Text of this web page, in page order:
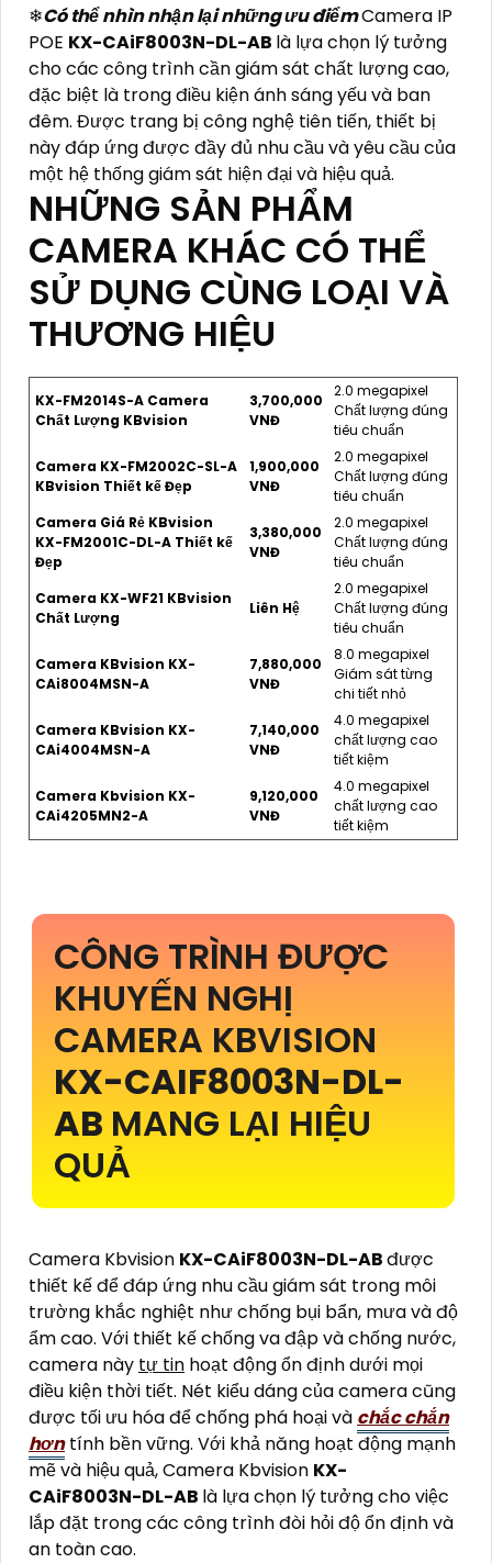
❄Có thể nhìn nhận lại những ưu điểmCamera IP
POE KX-CAiF8003N-DL-AB là lựa chọn lý tưởng
cho các công trình cần giám sát chất lượng cao,
đặc biệt là trong điều kiện ánh sáng yếu và ban
đêm. Được trang bị công nghệ tiên tiến, thiết bị
này đáp ứng được đầy đủ nhu cầu và yêu cầu của
một hệ thống giám sát hiện đại và hiệu quả.
NHỮNG SẢN PHẨM
CAMERA KHÁC CÓ THỂ
SỬ DỤNG CÙNG LOẠI VÀ
THƯƠNG HIỆU
KX-FM2014S-A Camera
Chất Lượng KBvision
3,700,000
VNĐ
2.0 megapixel
Chất lượng đúng
tiêu chuẩn
Camera KX-FM2002C-SL-A
KBvision Thiết kế Đẹp
1,900,000
VNĐ
2.0 megapixel
Chất lượng đúng
tiêu chuẩn
Camera Giá Rẻ KBvision
KX-FM2001C-DL-A Thiết kế
Đẹp
3,380,000
VNĐ
2.0 megapixel
Chất lượng đúng
tiêu chuẩn
Camera KX-WF21 KBvision
Chất Lượng
Liên Hệ
2.0 megapixel
Chất lượng đúng
tiêu chuẩn
Camera KBvision KX-
CAi8004MSN-A
7,880,000
VNĐ
8.0 megapixel
Giám sát từng
chi tiết nhỏ
Camera KBvision KX-
CAi4004MSN-A
7,140,000
VNĐ
4.0 megapixel
chất lượng cao
tiết kiệm
Camera Kbvision KX-
CAi4205MN2-A
9,120,000
VNĐ
4.0 megapixel
chất lượng cao
tiết kiệm
CÔNG TRÌNH ĐƯỢC
KHUYẾN NGHỊ
CAMERA KBVISION
KX-CAIF8003N-DL-
AB MANG LẠI HIỆU
QUẢ
Camera Kbvision KX-CAiF8003N-DL-ABđược
thiết kế để đáp ứng nhu cầu giám sát trong môi
trường khắc nghiệt như chống bụi bẩn, mưa và độ
ẩm cao. Với thiết kế chống va đập và chống nước,
camera này tự tin hoạt động ổn định dưới mọi
điều kiện thời tiết. Nét kiểu dáng của camera cũng
được tối ưu hóa để chống phá hoại và chắc chắn
hơntính bền vững. Với khả năng hoạt động mạnh
mẽ và hiệu quả, Camera Kbvision KX-
CAiF8003N-DL-AB là lựa chọn lý tưởng cho việc
lắp đặt trong các công trình đòi hỏi độ ổn định và
an toàn cao.